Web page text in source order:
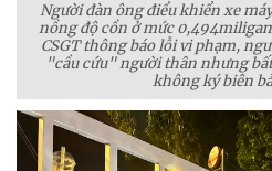
Người đàn ông điểu khiển xe
nồng độ cồn ở mức
CSGT thông báo lỗi vi phạm,
"cầu cứu" người thân nhưng
không ký biên